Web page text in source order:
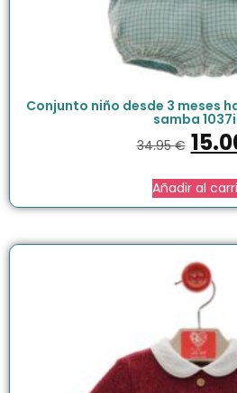
Conjunto niño desde 3 meses
samba
34.95€
Añadir al